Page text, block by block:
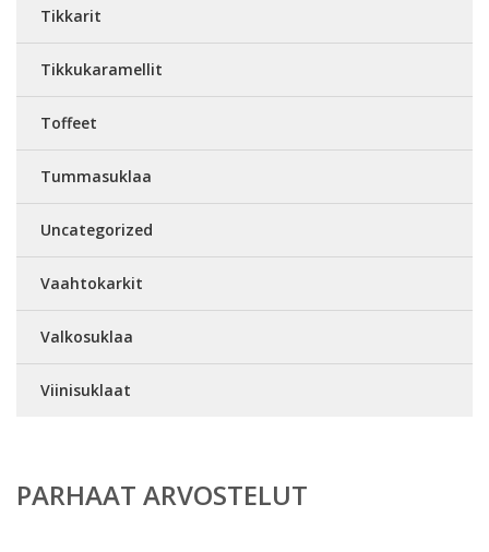
Tikkarit
Tikkukaramellit
Toffeet
Tummasuklaa
Uncategorized
Vaahtokarkit
Valkosuklaa
Viinisuklaat
PARHAAT ARVOSTELUT